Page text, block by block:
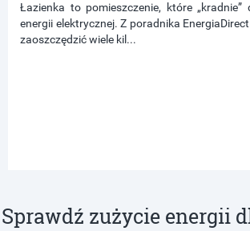
Łazienka to pomieszczenie, które
energii elektrycznej. Z poradnika
zaoszczędzić wiele kil...
Sprawdź zużycie energii